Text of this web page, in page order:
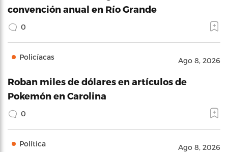
convención anual en Río Grande
0
Policíacas Ago 8, 2026
Roban miles de dólares en artículos de
Pokemón en Carolina
0
Política Ago 8, 2026